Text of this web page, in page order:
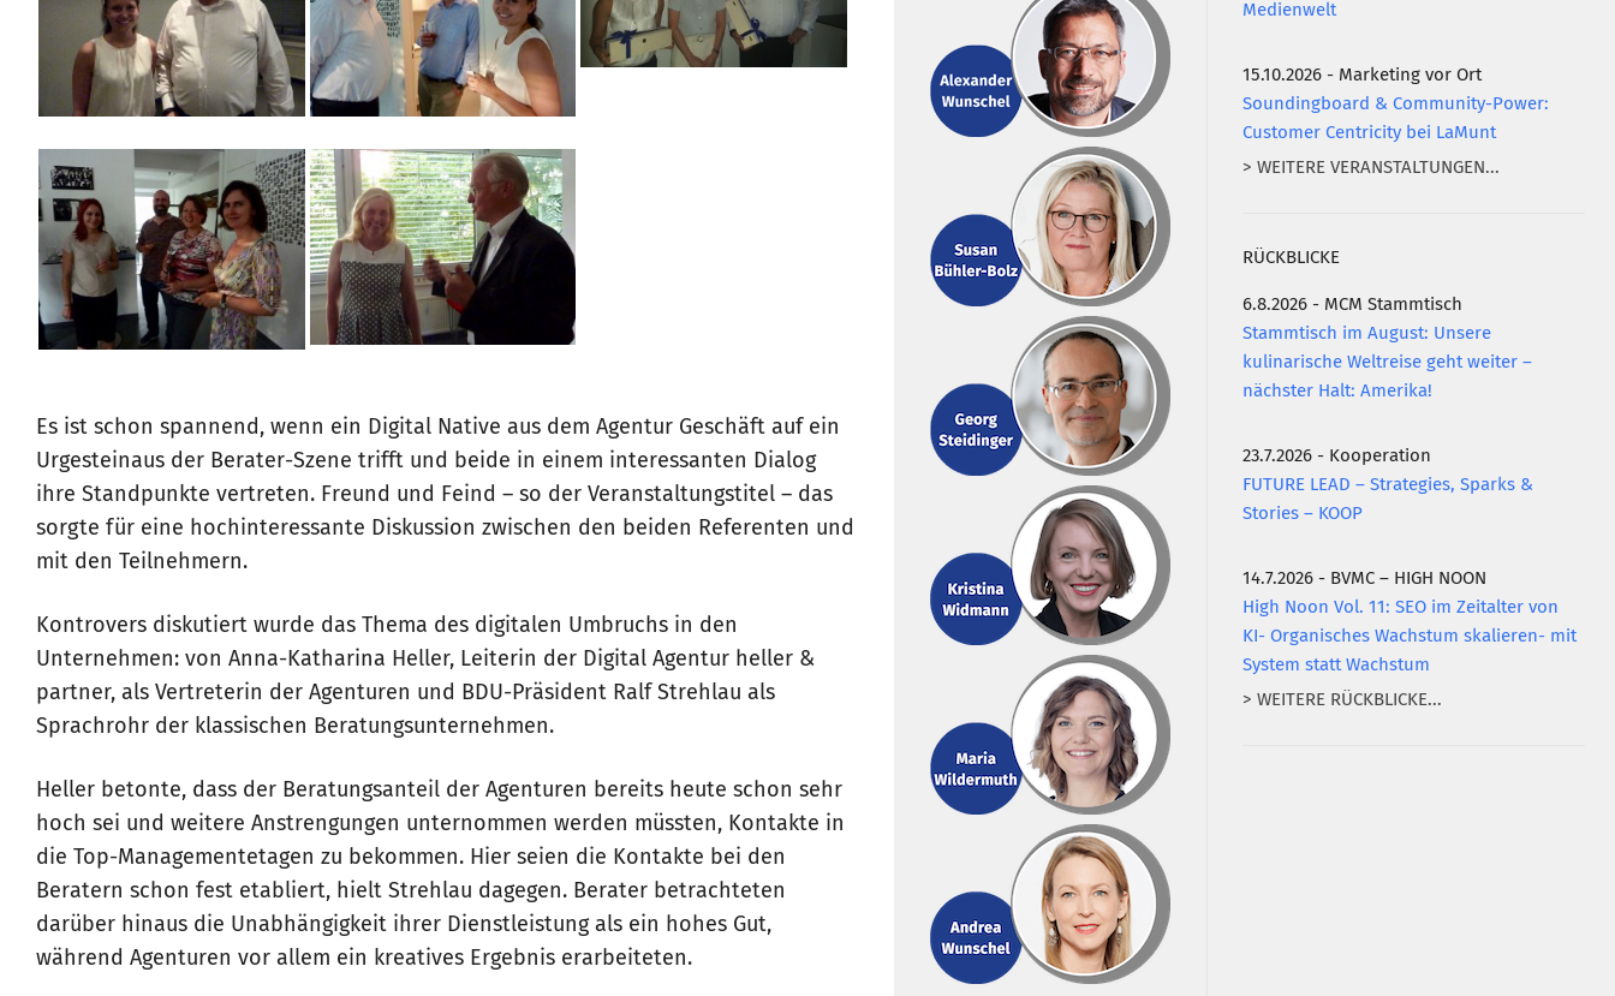
Es ist schon spannend, wenn ein Digital Native aus dem Agentur Geschäft auf ein
Urgesteinaus der Berater-Szene trifft und beide in einem interessanten Dialog
ihre Standpunkte vertreten. Freund und Feind – so der Veranstaltungstitel – das
sorgte für eine hochinteressante Diskussion zwischen den beiden Referenten und
mit den Teilnehmern.
Kontrovers diskutiert wurde das Thema des digitalen Umbruchs in den
Unternehmen: von Anna-Katharina Heller, Leiterin der Digital Agentur heller &
partner, als Vertreterin der Agenturen und BDU-Präsident Ralf Strehlau als
Sprachrohr der klassischen Beratungsunternehmen.
Heller betonte, dass der Beratungsanteil der Agenturen bereits heute schon sehr
hoch sei und weitere Anstrengungen unternommen werden müssten, Kontakte in
die Top-Managementetagen zu bekommen. Hier seien die Kontakte bei den
Beratern schon fest etabliert, hielt Strehlau dagegen. Berater betrachteten
darüber hinaus die Unabhängigkeit ihrer Dienstleistung als ein hohes Gut,
während Agenturen vor allem ein kreatives Ergebnis erarbeiteten.
Medienwelt
15.10.2026 - Marketing vor Ort
Soundingboard & Community-Power:
Customer Centricity bei LaMunt
> WEITERE VERANSTALTUNGEN...
RÜCKBLICKE
6.8.2026 - MCM Stammtisch
Stammtisch im August: Unsere
kulinarische Weltreise geht weiter –
nächster Halt: Amerika!
23.7.2026 - Kooperation
FUTURE LEAD – Strategies, Sparks &
Stories – KOOP
14.7.2026 - BVMC – HIGH NOON
High Noon Vol. 11: SEO im Zeitalter von
KI- Organisches Wachstum skalieren- mit
System statt Wachstum
> WEITERE RÜCKBLICKE...